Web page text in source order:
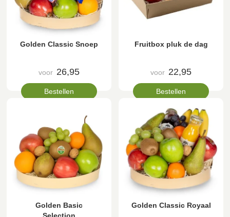
Golden Classic Snoep
voor 26,95
Bestellen
Fruitbox pluk de dag
voor 22,95
Bestellen
Golden Basic
Golden Classic Royaal